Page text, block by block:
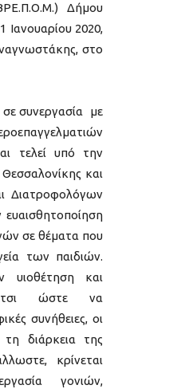
Δήμου
Ιανουαρίου 2020,
στο
συνεργασία με
τελεί υπό την
και
Διατροφολόγων
ευαισθητοποίηση
σε θέματα που
των παιδιών.
υιοθέτηση και
ώστε να
συνήθειες, οι
διάρκεια της
κρίνεται
γονιών,